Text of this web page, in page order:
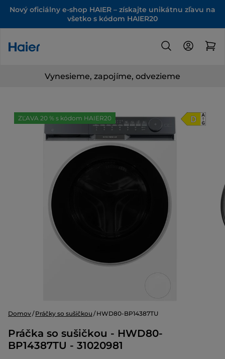
Nový oficiálny e-shop HAIER – získajte unikátnu zľavu na
všetko s kódom HAIER20
Vynesieme, zapojíme, odvezieme
ZĽAVA 20 % s kódom HAIER20
Domov Práčky so sušičkou HWD80-BP14387TU
Práčka so sušičkou - HWD80-
BP14387TU - 31020981